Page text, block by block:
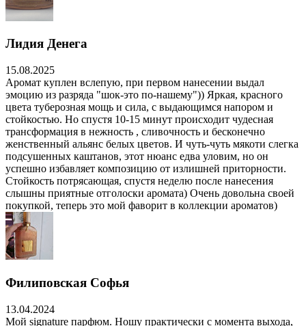
Лидия Денега
15.08.2025
Аромат куплен вслепую, при первом нанесении выдал
эмоцию из разряда "шок-это по-нашему")) Яркая, красного
цвета туберозная мощь и сила, с выдающимся напором и
стойкостью. Но спустя 10-15 минут происходит чудесная
трансформация в нежность , сливочность и бесконечно
женственный альянс белых цветов. И чуть-чуть мякоти слегка
подсушенных каштанов, этот нюанс едва уловим, но он
успешно избавляет композицию от излишней приторности.
Стойкость потрясающая, спустя неделю после нанесения
слышны приятные отголоски аромата) Очень довольна своей
покупкой, теперь это мой фаворит в коллекции ароматов)
Филиповская Софья
13.04.2024
Мой signature парфюм. Ношу практически с момента выхода,